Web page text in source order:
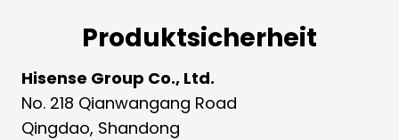
Produktsicherheit
Hisense Group Co., Ltd.
No. 218 Qianwangang Road
Qingdao, Shandong